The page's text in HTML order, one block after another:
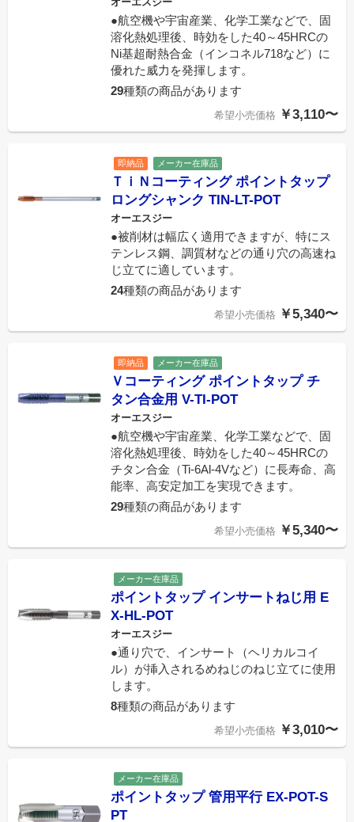
●航空機や宇宙産業、化学工業などで、固
溶化熱処理後、時効をした40～45HRCの
Ni基超耐熱合金（インコネル718など）に
優れた威力を発揮します。
29種類の商品があります
希望小売価格 ￥3,110〜
即納品 メーカー在庫品
ＴｉＮコーティング ポイントタップ
ロングシャンク TIN-LT-POT
オーエスジー
●被削材は幅広く適用できますが、特にス
テンレス鋼、調質材などの通り穴の高速ね
じ立てに適しています。
24種類の商品があります
希望小売価格 ￥5,340〜
即納品 メーカー在庫品
Ｖコーティング ポイントタップ チ
タン合金用 V-TI-POT
オーエスジー
●航空機や宇宙産業、化学工業などで、固
溶化熱処理後、時効をした40～45HRCの
チタン合金（Ti-6Al-4Vなど）に長寿命、高
能率、高安定加工を実現できます。
29種類の商品があります
希望小売価格 ￥5,340〜
メーカー在庫品
ポイントタップ インサートねじ用 E
X-HL-POT
オーエスジー
●通り穴で、インサート（ヘリカルコイ
ル）が挿入されるめねじのねじ立てに使用
します。
8種類の商品があります
希望小売価格 ￥3,010〜
メーカー在庫品
ポイントタップ 管用平行 EX-POT-S
PT